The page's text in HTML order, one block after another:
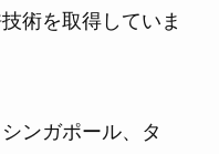
術を取得していま
ンガポール、タ